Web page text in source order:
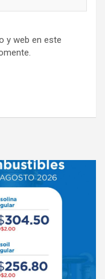
y web en este